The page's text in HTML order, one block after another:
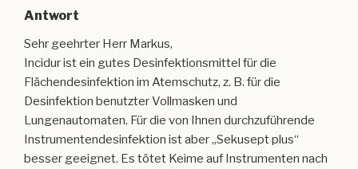
Antwort
Sehr geehrter Herr Markus,
Incidur ist ein gutes Desinfektionsmittel für die
Flächendesinfektion im Atemschutz, z. B. für die
Desinfektion benutzter Vollmasken und
Lungenautomaten. Für die von Ihnen durchzuführende
Instrumentendesinfektion ist aber „Sekusept plus“
besser geeignet. Es tötet Keime auf Instrumenten nach